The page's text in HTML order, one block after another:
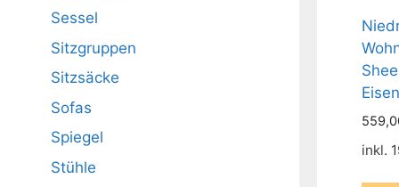
inkl.
Sessel
Sitzgruppen
Sitzsäcke
Sofas
Spiegel
Stühle